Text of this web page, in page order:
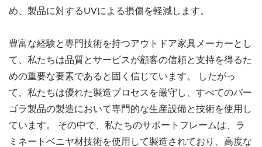
め、製品に対するUVによる損傷を軽減します。
豊富な経験と専門技術を持つアウトドア家具メーカーとし
て、私たちは品質とサービスが顧客の信頼と支持を得るた
めの重要な要素であると固く信じています。 したがっ
て、私たちは優れた製造プロセスを厳守し、すべてのパー
ゴラ製品の製造において専門的な生産設備と技術を使用し
ています。 その中で、私たちのサポートフレームは、ラ
ミネートベニヤ材技術を使用して製造されており、高度な